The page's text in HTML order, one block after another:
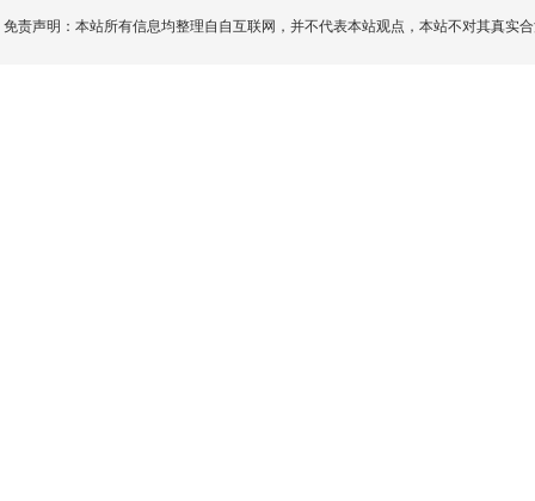
免责声明：本站所有信息均整理自自互联网，并不代表本站观点，本站不对其真实